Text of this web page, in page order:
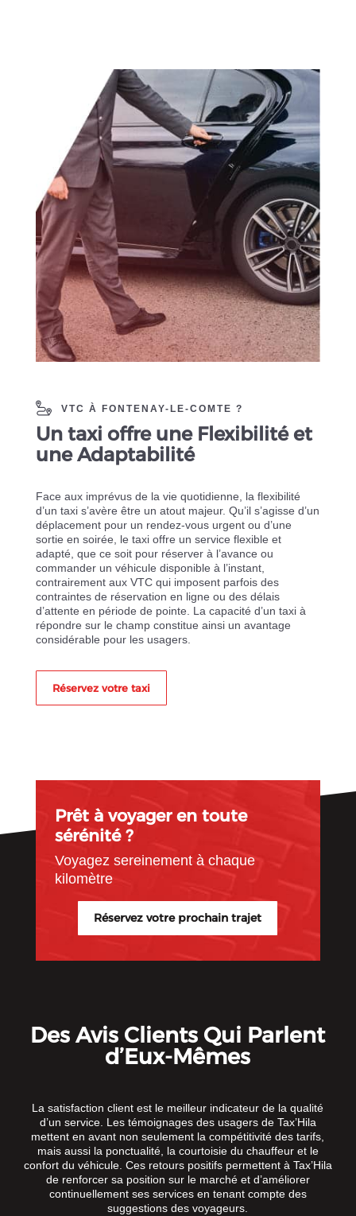
VTC À FONTENAY-LE-COMTE ?
Un taxi offre une Flexibilité et
une Adaptabilité
Face aux imprévus de la vie quotidienne, la flexibilité
d’un taxi s’avère être un atout majeur. Qu’il s’agisse d’un
déplacement pour un rendez-vous urgent ou d’une
sortie en soirée, le taxi offre un service flexible et
adapté, que ce soit pour réserver à l’avance ou
commander un véhicule disponible à l’instant,
contrairement aux VTC qui imposent parfois des
contraintes de réservation en ligne ou des délais
d’attente en période de pointe. La capacité d’un taxi à
répondre sur le champ constitue ainsi un avantage
considérable pour les usagers.
Réservez votre taxi
Prêt à voyager en toute
sérénité ?
Voyagez sereinement à chaque
kilomètre
Réservez votre prochain trajet
Des Avis Clients Qui Parlent
d’Eux-Mêmes
La satisfaction client est le meilleur indicateur de la qualité
d’un service. Les témoignages des usagers de Tax’Hila
mettent en avant non seulement la compétitivité des tarifs,
mais aussi la ponctualité, la courtoisie du chauffeur et le
confort du véhicule. Ces retours positifs permettent à Tax’Hila
de renforcer sa position sur le marché et d’améliorer
continuellement ses services en tenant compte des
suggestions des voyageurs.